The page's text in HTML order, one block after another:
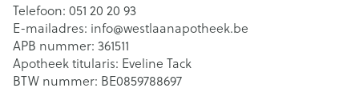
Telefoon: 051 20 20 93
E-mailadres: info@westlaanapotheek.be
APB nummer: 361511
Apotheek titularis: Eveline Tack
BTW nummer: BE0859788697